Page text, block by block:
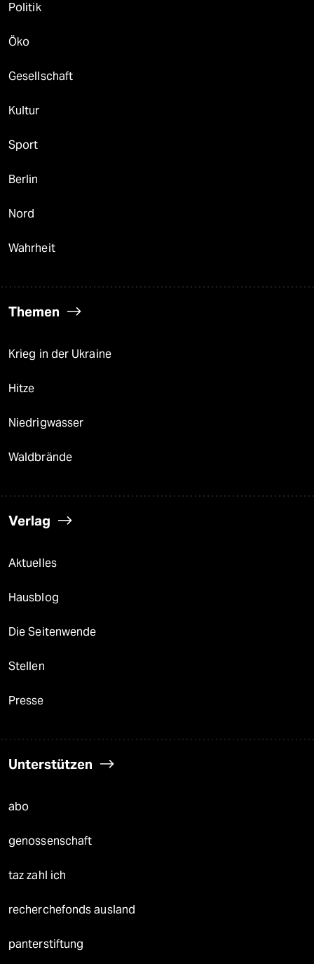
Politik
Öko
Gesellschaft
Kultur
Sport
Berlin
Nord
Wahrheit
Themen
Krieg in der Ukraine
Hitze
Niedrigwasser
Waldbrände
Verlag
Aktuelles
Hausblog
Die Seitenwende
Stellen
Presse
Unterstützen
abo
genossenschaft
taz zahl ich
recherchefonds ausland
panterstiftung